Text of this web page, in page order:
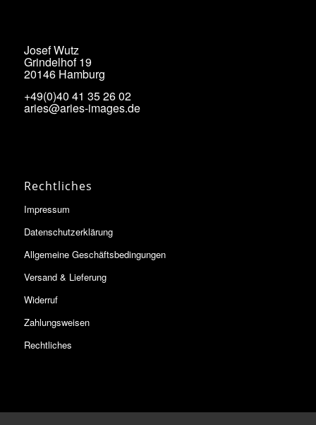
Josef Wutz
Grindelhof 19
20146 Hamburg
+49(0)40 41 35 26 02
aries@aries-images.de
Rechtliches
Impressum
Datenschutzerklärung
Allgemeine Geschäftsbedingungen
Versand & Lieferung
Widerruf
Zahlungsweisen
Rechtliches